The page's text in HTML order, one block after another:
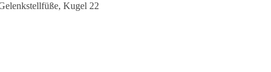
Kugel 22